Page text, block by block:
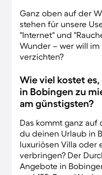
Ganz oben auf der
stehen für unsere
"Internet" und
Wunder – wer will
verzichten?
Wie viel kostet
in Bobingen zu
am günstigsten?
Das kommt ganz auf
du deinen Urlaub in
luxuriösen Villa oder
verbringen? Der
Angebote in